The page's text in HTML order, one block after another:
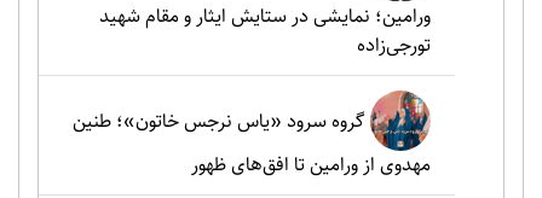
ورامین؛ نمایشی در ستایش ایثار و مقام شهید
تورجی‌زاده
گروه سرود «یاس نرجس خاتون»؛ طنین
مهدوی از ورامین تا افق‌های ظهور